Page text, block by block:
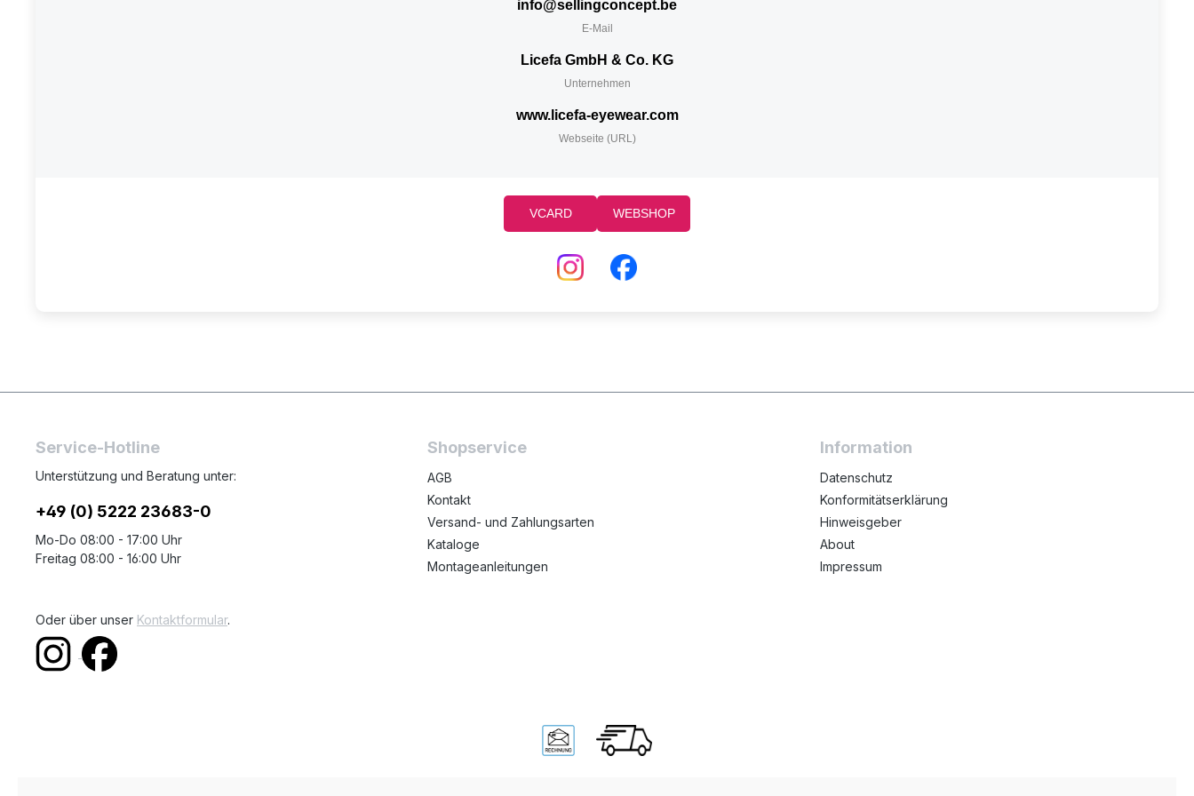
info@sellingconcept.be
E-Mail
Licefa GmbH & Co. KG
Unternehmen
www.licefa-eyewear.com
Webseite (URL)
VCARD WEBSHOP
Service-Hotline
Unterstützung und Beratung unter:
+49 (0) 5222 23683-0
Mo-Do 08:00 - 17:00 Uhr
Freitag 08:00 - 16:00 Uhr
Oder über unser Kontaktformular.
Shopservice
AGB
Kontakt
Versand- und Zahlungsarten
Kataloge
Montageanleitungen
Information
Datenschutz
Konformitätserklärung
Hinweisgeber
About
Impressum